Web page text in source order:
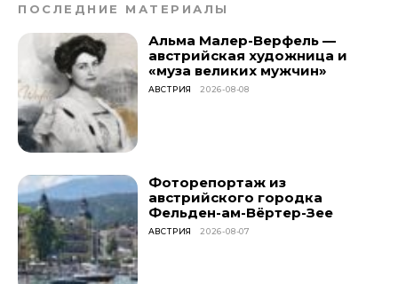
ПОСЛЕДНИЕ МАТЕРИАЛЫ
Альма Малер-Верфель —
австрийская художница и
«муза великих мужчин»
АВСТРИЯ 2026-08-08
Фоторепортаж из
австрийского городка
Фельден-ам-Вёртер-Зее
АВСТРИЯ 2026-08-07